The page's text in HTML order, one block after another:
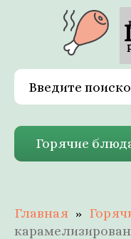
Горячие
Главная